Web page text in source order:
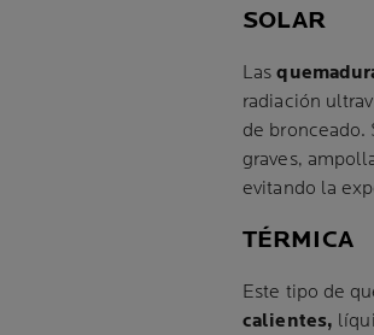
SOLAR
Las
radiación
de bronceado.
graves,
evitando la
TÉRMICA
Este tipo de
calientes,